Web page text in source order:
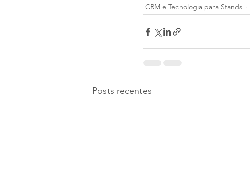
CRM e Tecnologia para Stands
Posts recentes